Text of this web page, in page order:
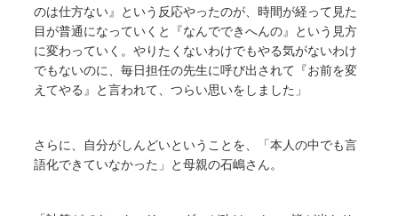
のは仕方ない』という反応やったのが、時間が経って見た
目が普通になっていくと『なんでできへんの』という見方
に変わっていく。やりたくないわけでもやる気がないわけ
でもないのに、毎日担任の先生に呼び出されて『お前を変
えてやる』と言われて、つらい思いをしました」
さらに、自分がしんどいということを、「本人の中でも言
語化できていなかった」と母親の石嶋さん。